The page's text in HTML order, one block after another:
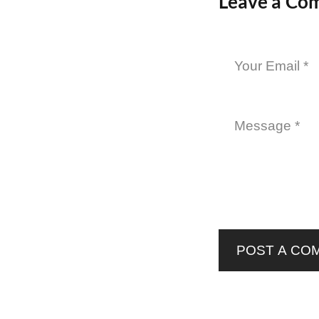
POST A